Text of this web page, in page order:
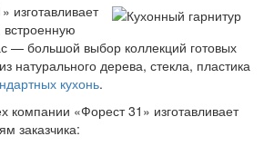
изготавливает
— большой выбор коллекций готовых
натурального дерева, стекла, пластика
кухонь.
компании «Форест 31» изготавливает
заказчика: